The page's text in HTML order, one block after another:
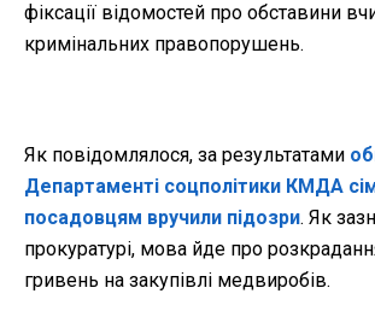
фіксації відомостей про обставини
кримінальних правопорушень.
Як повідомлялося, за результатами
Департаменті соцполітики КМДА
посадовцям вручили підозри. Як
прокуратурі, мова йде про
гривень на закупівлі медвиробів.